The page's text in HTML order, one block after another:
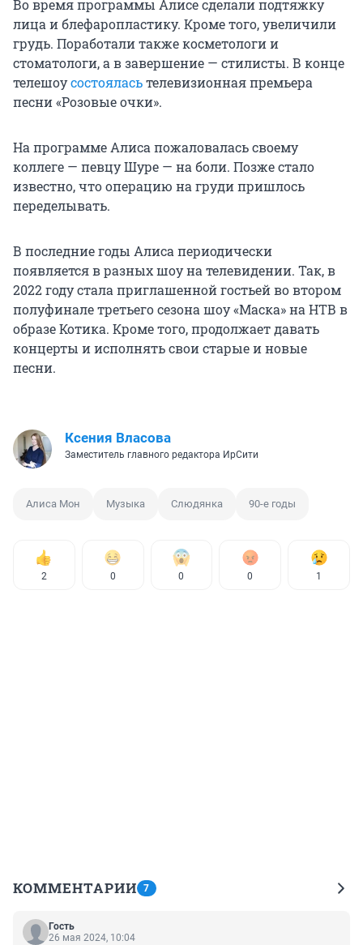
Во время программы Алисе сделали подтяжку
лица и блефаропластику. Кроме того, увеличили
грудь. Поработали также косметологи и
стоматологи, а в завершение — стилисты. В конце
телешоусостояласьтелевизионная премьера
песни «Розовые очки».
На программе Алиса пожаловалась своему
коллеге — певцу Шуре — на боли. Позже стало
известно, что операцию на груди пришлось
переделывать.
В последние годы Алиса периодически
появляется в разных шоу на телевидении. Так, в
2022 году стала приглашенной гостьей во втором
полуфинале третьего сезона шоу «Маска» на НТВ в
образе Котика. Кроме того, продолжает давать
концерты и исполнять свои старые и новые
песни.
Ксения Власова
Заместитель главного редактора ИрСити
Алиса Мон Музыка Слюдянка 90-е годы
2 0 0 0 1
КОММЕНТАРИИ 7
Гость
26 мая 2024, 10:04